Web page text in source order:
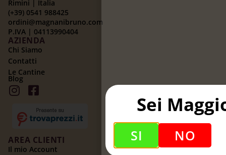
Rimini | Italia
(+39) 0541 988425
ordini@magnanibruno.com
P.IVA | 04113990404
AZIENDA
Chi Siamo
Contatti
Le Cantine
Blog
AREA CLIENTI
Il mio Account
Sei
SI NO